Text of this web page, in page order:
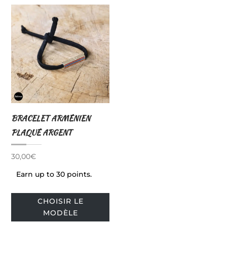
BRACELET ARMÉNIEN
PLAQUÉ ARGENT
30,00€
Earn up to 30 points.
CHOISIR LE
MODÈLE
Ce